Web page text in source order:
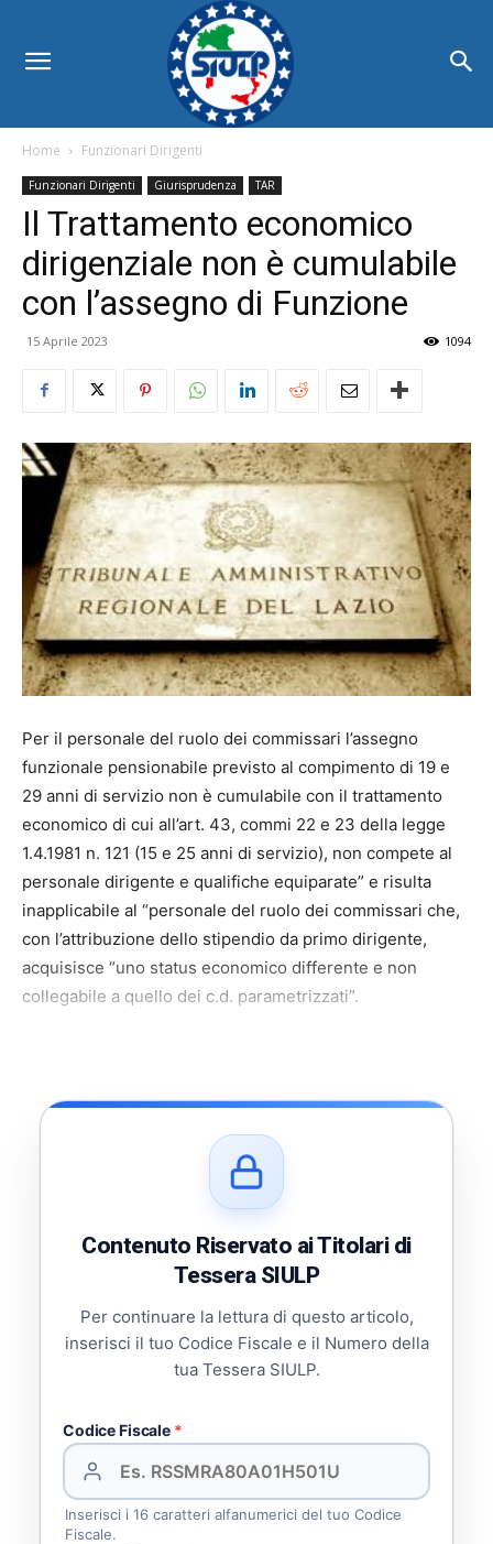
Home Funzionari Dirigenti
Funzionari Dirigenti Giurisprudenza TAR
Il Trattamento economico
dirigenziale non è cumulabile
con l’assegno di Funzione
15 Aprile 2023 1094
Per il personale del ruolo dei commissari l’assegno
funzionale pensionabile previsto al compimento di 19 e
29 anni di servizio non è cumulabile con il trattamento
economico di cui all’art. 43, commi 22 e 23 della legge
1.4.1981 n. 121 (15 e 25 anni di servizio), non compete al
personale dirigente e qualifiche equiparate” e risulta
inapplicabile al “personale del ruolo dei commissari che,
con l’attribuzione dello stipendio da primo dirigente,
acquisisce “uno status economico differente e non
collegabile a quello dei c.d. parametrizzati”.
Contenuto Riservato ai Titolari di
Tessera SIULP
Per continuare la lettura di questo articolo,
inserisci il tuo Codice Fiscale e il Numero della
tua Tessera SIULP.
Codice Fiscale *
Inserisci i 16 caratteri alfanumerici del tuo Codice
Fiscale.